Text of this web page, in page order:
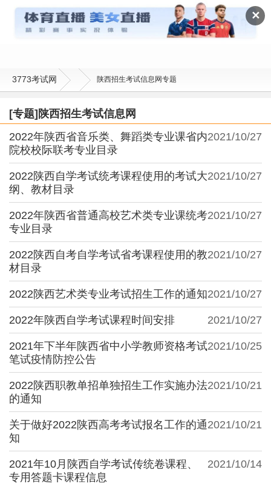
✕
陕西招生考试信息网
3773考试网 陕西招生考试信息网专题
[专题]陕西招生考试信息网
2021/10/27
2022年陕西省音乐类、舞蹈类专业课省内
院校校际联考专业目录
2021/10/27
2022陕西自学考试统考课程使用的考试大
纲、教材目录
2021/10/27
2022年陕西省普通高校艺术类专业课统考
专业目录
2021/10/27
2022陕西自考自学考试省考课程使用的教
材目录
2021/10/27
2022陕西艺术类专业考试招生工作的通知
2021/10/27
2022年陕西自学考试课程时间安排
2021/10/25
2021年下半年陕西省中小学教师资格考试
笔试疫情防控公告
2021/10/21
2022陕西职教单招单独招生工作实施办法
的通知
2021/10/21
关于做好2022陕西高考考试报名工作的通
知
2021/10/14
2021年10月陕西自学考试传统卷课程、
专用答题卡课程信息